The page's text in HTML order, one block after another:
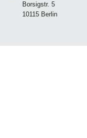
Borsigstr. 5
10115 Berlin